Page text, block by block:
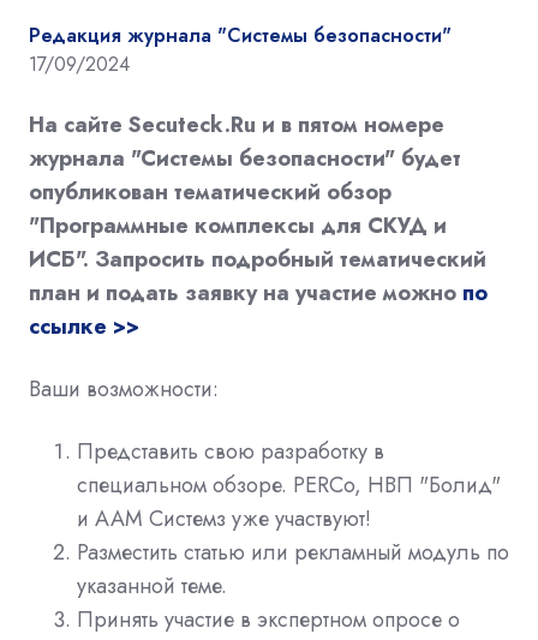
Редакция журнала "Системы безопасности"
17/09/2024
На сайте Secuteck.Ru и в пятом номере
журнала "Системы безопасности" будет
опубликован тематический обзор
"Программные комплексы для СКУД и
ИСБ". Запросить подробный тематический
план и подать заявку на участие можно по
ссылке >>
Ваши возможности:
Представить свою разработку в
специальном обзоре. PERCo, НВП "Болид"
и ААМ Системз уже участвуют!
Разместить статью или рекламный модуль по
указанной теме.
Принять участие в экспертном опросе о